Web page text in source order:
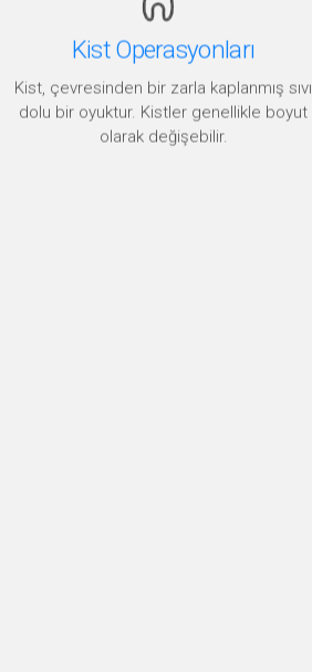
Kist Operasyonları
Kist, çevresinden bir zarla kaplanmış sıvı
dolu bir oyuktur. Kistler genellikle boyut
olarak değişebilir.